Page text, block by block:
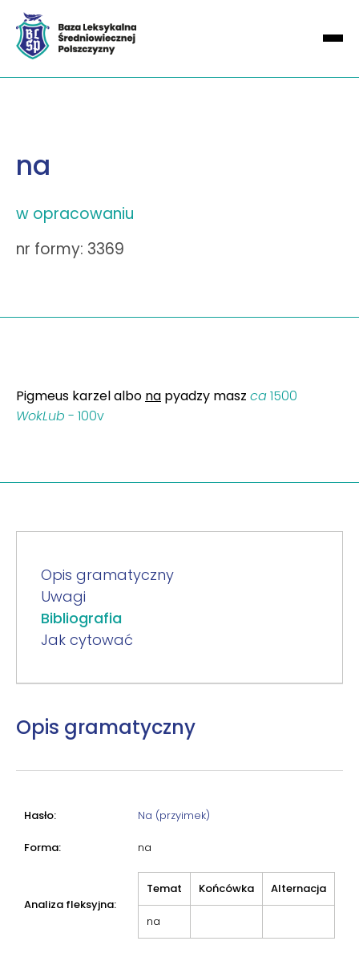
na
w opracowaniu
nr formy: 3369
Pigmeus karzel albo na pyadzy masz ca1500
WokLub - 100v
Opis gramatyczny
Uwagi
Bibliografia
Jak cytować
Opis gramatyczny
Hasło: Na (przyimek)
Forma: na
Analiza fleksyjna:
Temat Końcówka Alternacja
na